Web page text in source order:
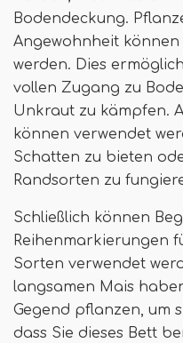
Bodendeckung.
Angewohnheit
werden. Dies
vollen Zugang zu
Unkraut zu kämpfen.
können verwendet
Schatten zu bieten
Randsorten zu
Schließlich können
Reihenmarkierungen
Sorten verwendet
langsamen Mais
Gegend pflanzen, um
dass Sie dieses Bett